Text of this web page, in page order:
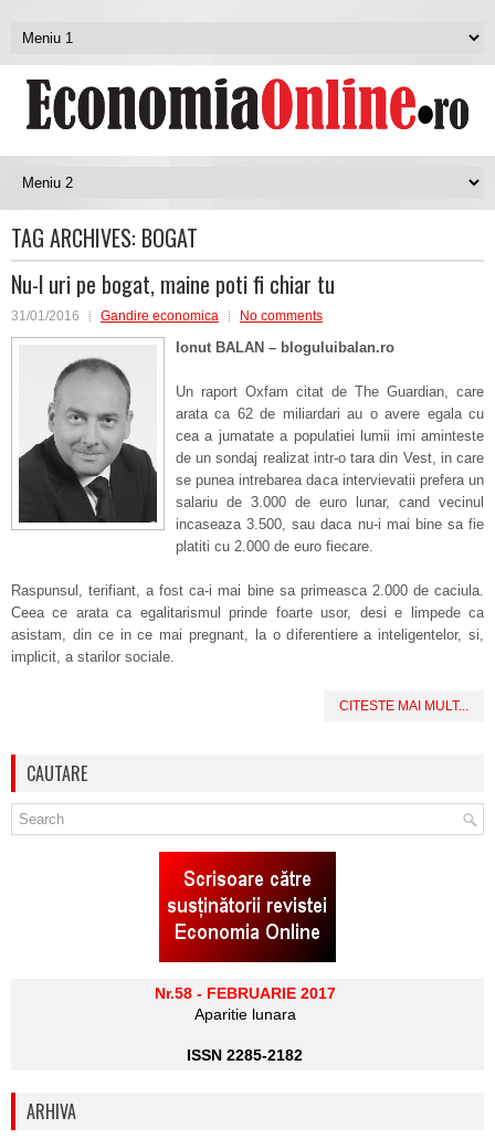
TAG ARCHIVES: BOGAT
Nu-l uri pe bogat, maine poti fi chiar tu
31/01/2016 Gandire economica No comments
Ionut BALAN – bloguluibalan.ro
Un raport Oxfam citat de The Guardian, care
arata ca 62 de miliardari au o avere egala cu
cea a jumatate a populatiei lumii imi aminteste
de un sondaj realizat intr-o tara din Vest, in care
se punea intrebarea daca intervievatii prefera un
salariu de 3.000 de euro lunar, cand vecinul
incaseaza 3.500, sau daca nu-i mai bine sa fie
platiti cu 2.000 de euro fiecare.
Raspunsul, terifiant, a fost ca-i mai bine sa primeasca 2.000 de caciula.
Ceea ce arata ca egalitarismul prinde foarte usor, desi e limpede ca
asistam, din ce in ce mai pregnant, la o diferentiere a inteligentelor, si,
implicit, a starilor sociale.
CITESTE MAI MULT...
CAUTARE
Nr.58 - FEBRUARIE 2017
Aparitie lunara
ISSN 2285-2182
ARHIVA